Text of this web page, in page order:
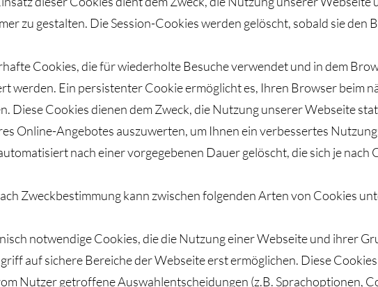
zu gestalten. Die Session-Cookies werden gelöscht, sobald sie den
Cookies, die für wiederholte Besuche verwendet und in dem
werden. Ein persistenter Cookie ermöglicht es, Ihren Browser beim
Diese Cookies dienen dem Zweck, die Nutzung unserer Webseite
Online-Angebotes auszuwerten, um Ihnen ein verbessertes
nach einer vorgegebenen Dauer gelöscht, die sich je nach
Zweckbestimmung kann zwischen folgenden Arten von Cookies
notwendige Cookies, die die Nutzung einer Webseite und ihrer
auf sichere Bereiche der Webseite erst ermöglichen. Diese
Nutzer getroffene Auswahlentscheidungen (z.B. Sprachoptionen,